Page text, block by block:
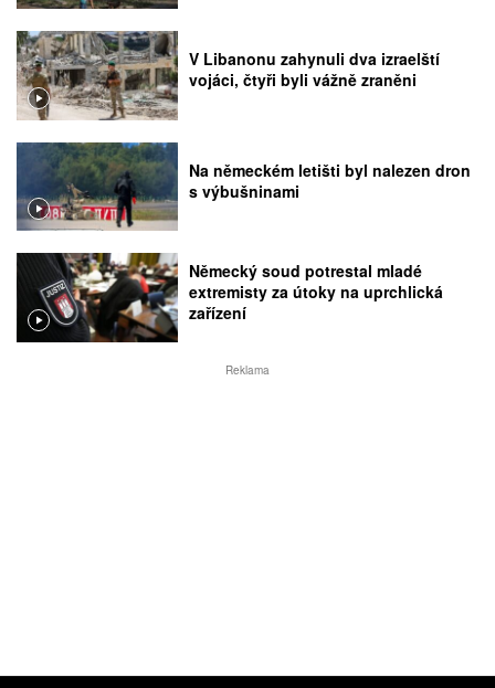
V Libanonu zahynuli dva izraelští
vojáci, čtyři byli vážně zraněni
Na německém letišti byl nalezen dron
s výbušninami
Německý soud potrestal mladé
extremisty za útoky na uprchlická
zařízení
Reklama